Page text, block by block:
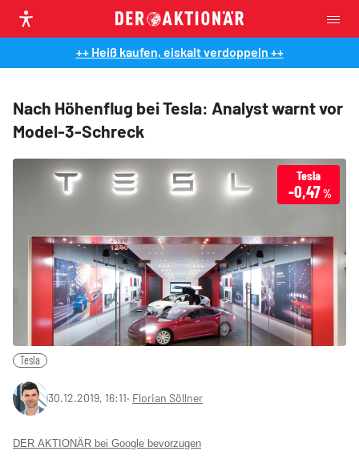
++ Heiß kaufen, eiskalt verdoppeln ++
Nach Höhenflug bei Tesla: Analyst warnt vor
Model-3-Schreck
Tesla
-0,47%
Tesla
30.12.2019, 16:11‧ Florian Söllner
DER AKTIONÄR bei Google bevorzugen